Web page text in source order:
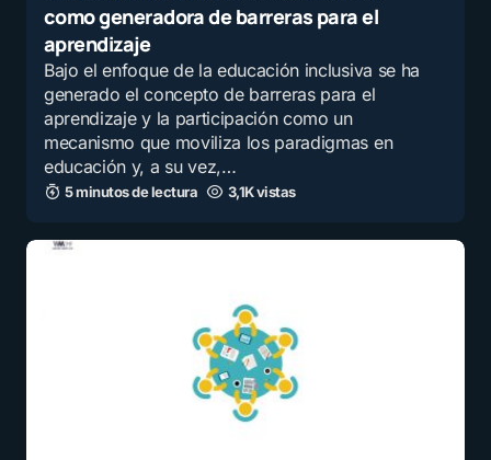
como generadora de barreras para el
aprendizaje
Bajo el enfoque de la educación inclusiva se ha
generado el concepto de barreras para el
aprendizaje y la participación como un
mecanismo que moviliza los paradigmas en
educación y, a su vez,…
5 minutos de lectura 3,1K vistas